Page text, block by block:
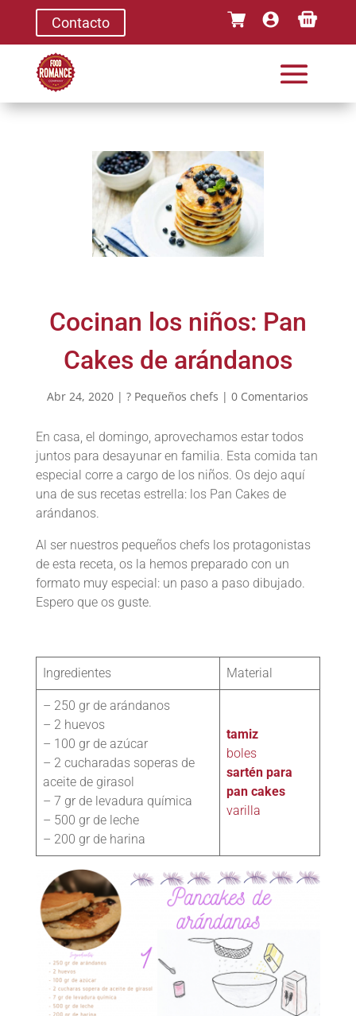
Contacto
Cocinan los niños: Pan
Cakes de arándanos
Abr 24, 2020 |? Pequeños chefs |0 Comentarios
En casa, el domingo, aprovechamos estar todos
juntos para desayunar en familia. Esta comida tan
especial corre a cargo de los niños. Os dejo aquí
una de sus recetas estrella: los Pan Cakes de
arándanos.
Al ser nuestros pequeños chefs los protagonistas
de esta receta, os la hemos preparado con un
formato muy especial: un paso a paso dibujado.
Espero que os guste.
Ingredientes Material
– 250 gr de arándanos
– 2 huevos
– 100 gr de azúcar
– 2 cucharadas soperas de
aceite de girasol
– 7 gr de levadura química
– 500 gr de leche
– 200 gr de harina
tamiz
boles
sartén para
pan cakes
varilla